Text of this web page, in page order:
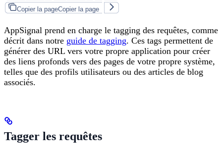
Copier la pageCopier la page
AppSignal prend en charge le tagging des requêtes, comme
décrit dans notre guide de tagging. Ces tags permettent de
générer des URL vers votre propre application pour créer
des liens profonds vers des pages de votre propre système,
telles que des profils utilisateurs ou des articles de blog
associés.
Tagger les requêtes